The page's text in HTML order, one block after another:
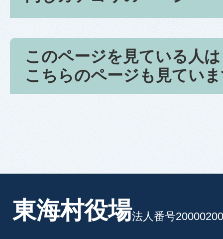
このページを見ている人は
こちらのページも見てい
東海村役場法人番号